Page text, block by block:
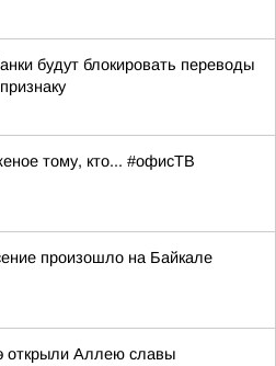
будут блокировать переводы
тому, кто... #офисТВ
произошло на Байкале
открыли Аллею славы